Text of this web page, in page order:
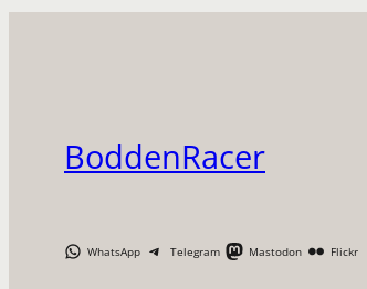
BoddenRacer
WhatsApp Telegram Mastodon Flickr